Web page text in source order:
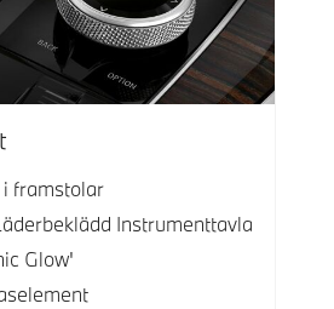
framstolar
Instrumenttavla
Glow'